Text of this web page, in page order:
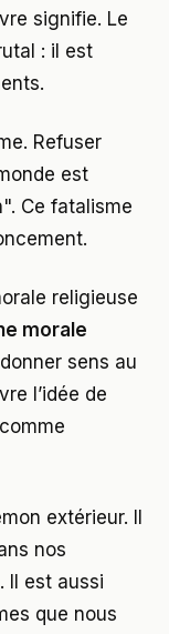
signifie. Le
: il est
Refuser
est
Ce fatalisme
religieuse
morale
sens au
l’idée de
extérieur. Il
nos
Il est aussi
que nous